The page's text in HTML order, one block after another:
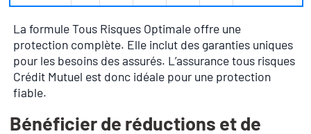
La formule Tous Risques Optimale offre une
protection complète. Elle inclut des garanties uniques
pour les besoins des assurés. L’assurance tous risques
Crédit Mutuel est donc idéale pour une protection
fiable.
Bénéficier de réductions et de